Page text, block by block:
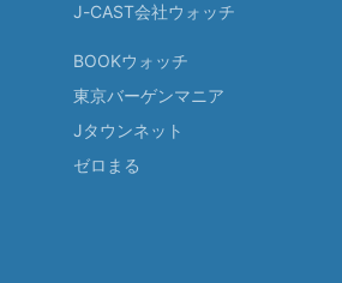
J-CAST会社ウォッチ
BOOKウォッチ
東京バーゲンマニア
Jタウンネット
ゼロまる